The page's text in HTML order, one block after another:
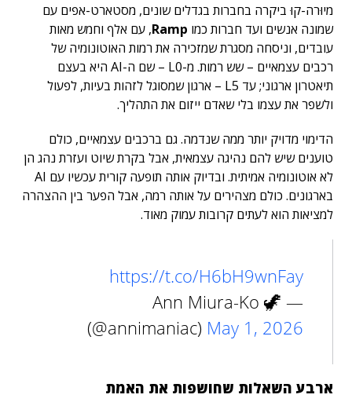
מיוּרה-קוּ ביקרה בחברות בגדלים שונים, מסטארט-אפים עם
שמונה אנשים ועד חברות כמו Ramp, עם אלף וחמש מאות
עובדים, וניסחה מסגרת שמזכירה את רמות האוטונומיה של
רכבים עצמאיים – שש רמות. מ-L0 – שם ה-AI היא בעצם
תיאטרון ארגוני; עד L5 – ארגון שמסוגל לזהות בעיות, לפעול
ולשפר את עצמו בלי שאדם ייזום את התהליך.
הדימוי מדויק יותר ממה שנדמה. גם ברכבים עצמאיים, כולם
טוענים שיש להם נהיגה עצמאית, אבל בקרת שיוט ועזרת נהג הן
לא אוטונומיה אמיתית. ובדיוק אותה תופעה קורית עכשיו עם AI
בארגונים. כולם מצהירים על אותה רמה, אבל הפער בין ההצהרה
למציאות הוא לעתים קרובות עמוק מאוד.
https://t.co/H6bH9wnFay
— Ann Miura-Ko 🦖
(@annimaniac) May 1, 2026
ארבע השאלות שחושפות את האמת